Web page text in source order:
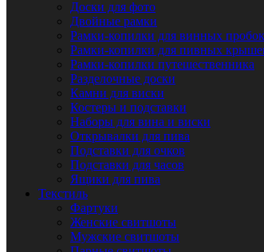
Доски для фото
Двойные рамки
Рамки-копилки для винных пробок
Рамки-копилки для пивных
Рамки-копилки путешественника
Разделочные доски
Камни для виски
Костеры и подставки
Наборы для вина и виски
Открывалки для пива
Подставки для очков
Подставки для часов
Ящики для пива
Текстиль
Фартуки
Женские свитшоты
Мужские свитшоты